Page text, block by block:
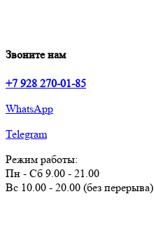
Звоните нам
+7 928 270-01-85
WhatsApp
Telegram
Режим работы:
Пн - Сб 9.00 - 21.00
Вс 10.00 - 20.00 (без перерыва)